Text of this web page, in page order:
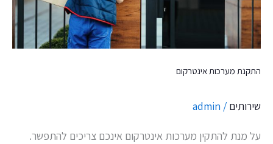
התקנת מערכות אינטרקום
שירותים /
admin
על מנת להתקין מערכות אינטרקום אינכם צריכים להתפשר.